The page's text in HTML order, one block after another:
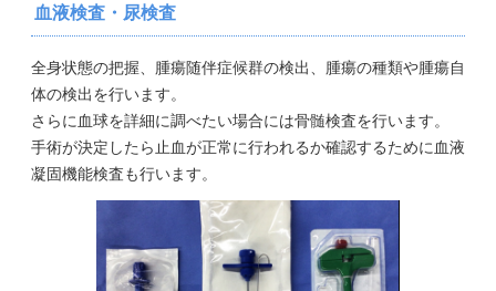
血液検査・尿検査
全身状態の把握、腫瘍随伴症候群の検出、腫瘍の種類や腫瘍自
体の検出を行います。
さらに血球を詳細に調べたい場合には骨髄検査を行います。
手術が決定したら止血が正常に行われるか確認するために血液
凝固機能検査も行います。